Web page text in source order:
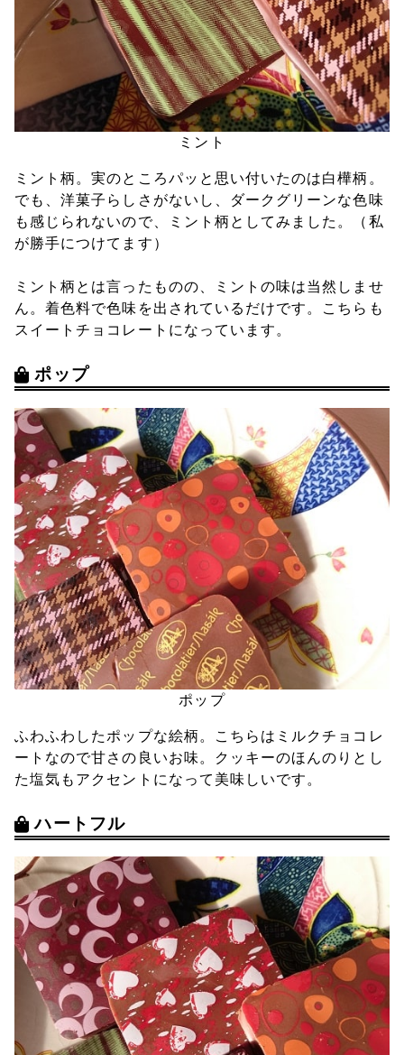
ミント
ミント柄。実のところパッと思い付いたのは白樺柄。
でも、洋菓子らしさがないし、ダークグリーンな色味
も感じられないので、ミント柄としてみました。（私
が勝手につけてます）
ミント柄とは言ったものの、ミントの味は当然しませ
ん。着色料で色味を出されているだけです。こちらも
スイートチョコレートになっています。
ポップ
ポップ
ふわふわしたポップな絵柄。こちらはミルクチョコレ
ートなので甘さの良いお味。クッキーのほんのりとし
た塩気もアクセントになって美味しいです。
ハートフル